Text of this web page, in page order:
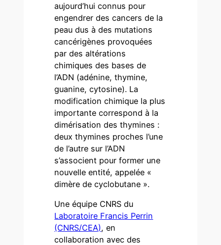
aujourd’hui connus pour
engendrer des cancers de la
peau dus à des mutations
cancérigènes provoquées
par des altérations
chimiques des bases de
l’ADN (adénine, thymine,
guanine, cytosine). La
modification chimique la plus
importante correspond à la
dimérisation des thymines :
deux thymines proches l’une
de l’autre sur l’ADN
s’associent pour former une
nouvelle entité, appelée «
dimère de cyclobutane ».
Une équipe CNRS du
Laboratoire Francis Perrin
(CNRS/CEA), en
collaboration avec des